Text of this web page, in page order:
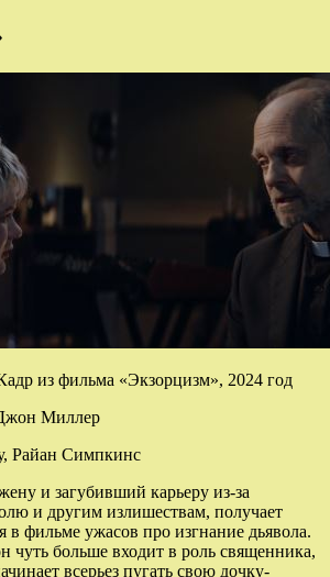
из фильма «Экзорцизм», 2024 год
Миллер
Райан Симпкинс
и загубивший карьеру из-за
и другим излишествам, получает
в фильме ужасов про изгнание дьявола.
чуть больше входит в роль священника,
всерьез пугать свою дочку-